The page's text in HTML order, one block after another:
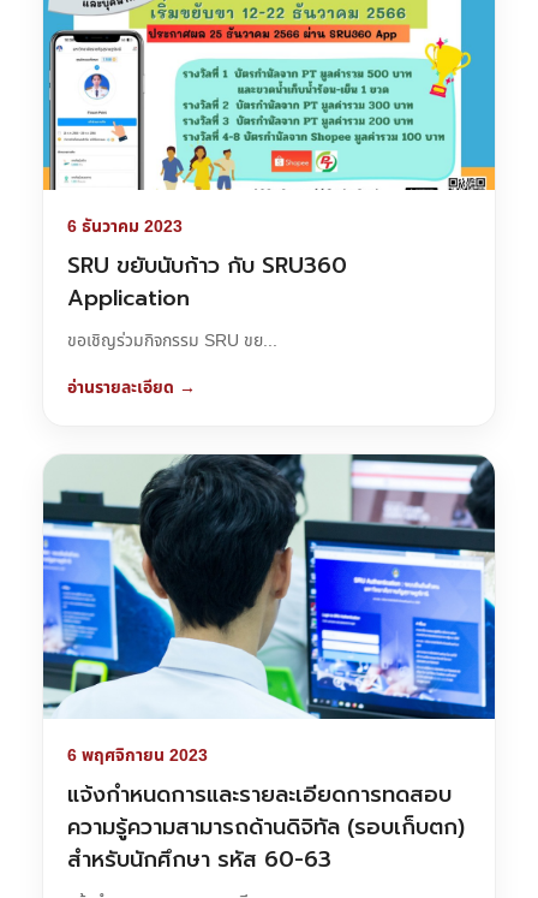
6 ธันวาคม 2023
SRU ขยับนับก้าว กับ SRU360
Application
ขอเชิญร่วมกิจกรรม SRU ขย...
อ่านรายละเอียด →
6 พฤศจิกายน 2023
แจ้งกำหนดการและรายละเอียดการทดสอบ
ความรู้ความสามารถด้านดิจิทัล (รอบเก็บตก)
สำหรับนักศึกษา รหัส 60-63